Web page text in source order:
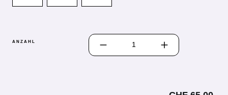
ANZAHL
PRODUKT ANZAHL: GIB DEN